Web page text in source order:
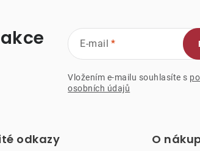
E-mail
Vložením e-mailu souhlasíte s
osobních údajů
odkazy O